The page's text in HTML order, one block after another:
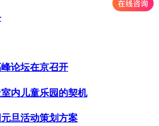
论坛在京召开
内儿童乐园的契机
旦活动策划方案